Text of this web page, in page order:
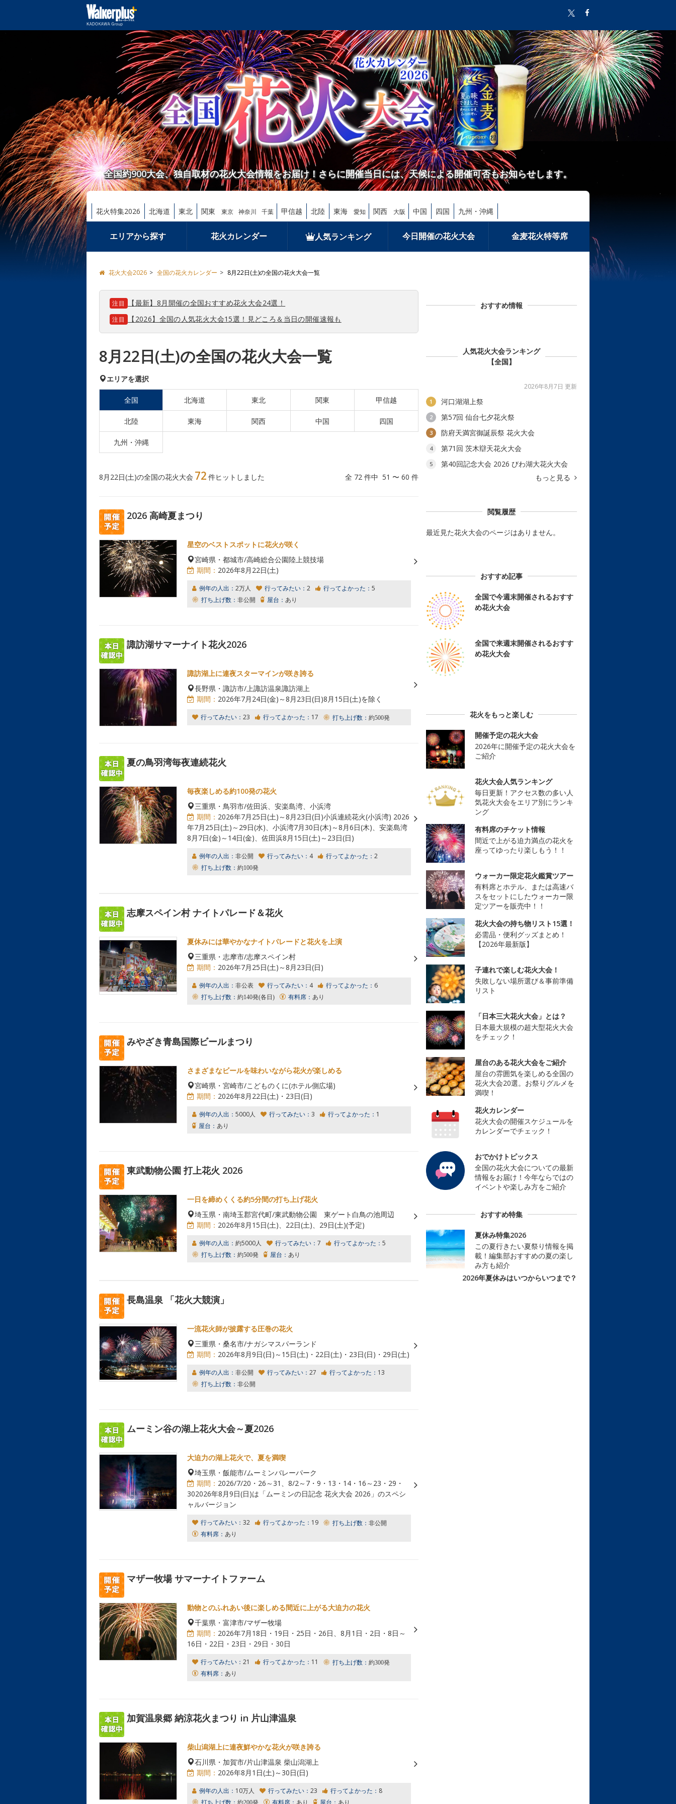
全国約900大会、独自取材の花火大会情報をお届け！さらに開催当日には、天候による開催可否もお知らせします。
花火特集2026 北海道 東北 関東 東京 神奈川 千葉 甲信越 北陸 東海 愛知 関西 大阪 中国 四国 九州・沖縄
エリアから探す 花火カレンダー 人気ランキング 今日開催の花火大会 金麦花火特等席
花火大会2026 全国の花火カレンダー 8月22日(土)の全国の花火大会一覧
注目 【最新】8月開催の全国おすすめ花火大会24選！
注目 【2026】全国の人気花火大会15選！見どころ＆当日の開催速報も
8月22日(土)の全国の花火大会一覧
エリアを選択
全国 北海道 東北 関東 甲信越
北陸 東海 関西 中国 四国
九州・沖縄
8月22日(土)の全国の花火大会 72 件ヒットしました 全 72 件中 51 〜 60 件
2026 高崎夏まつり
星空のベストスポットに花火が咲く
宮崎県・都城市/高崎総合公園陸上競技場
期間： 2026年8月22日(土)
例年の人出： 2万人 行ってみたい： 2 行ってよかった： 5
打ち上げ数： 非公開 屋台： あり
諏訪湖サマーナイト花火2026
諏訪湖上に連夜スターマインが咲き誇る
長野県・諏訪市/上諏訪温泉諏訪湖上
期間： 2026年7月24日(金)～8月23日(日)8月15日(土)を除く
行ってみたい： 23 行ってよかった： 17 打ち上げ数： 約500発
夏の鳥羽湾毎夜連続花火
毎夜楽しめる約100発の花火
三重県・鳥羽市/佐田浜、安楽島湾、小浜湾
期間： 2026年7月25日(土)～8月23日(日)小浜連続花火(小浜湾) 2026
年7月25日(土)～29日(水)、小浜湾7月30日(木)～8月6日(木)、安楽島湾
8月7日(金)～14日(金)、佐田浜8月15日(土)～23日(日)
例年の人出： 非公開 行ってみたい： 4 行ってよかった： 2
打ち上げ数： 約100発
志摩スペイン村 ナイトパレード＆花火
夏休みには華やかなナイトパレードと花火を上演
三重県・志摩市/志摩スペイン村
期間： 2026年7月25日(土)～8月23日(日)
例年の人出： 非公表 行ってみたい： 4 行ってよかった： 6
打ち上げ数： 約140発(各日) 有料席： あり
みやざき青島国際ビールまつり
さまざまなビールを味わいながら花火が楽しめる
宮崎県・宮崎市/こどものくに(ホテル側広場)
期間： 2026年8月22日(土)・23日(日)
例年の人出： 5000人 行ってみたい： 3 行ってよかった： 1
屋台： あり
東武動物公園 打上花火 2026
一日を締めくくる約5分間の打ち上げ花火
埼玉県・南埼玉郡宮代町/東武動物公園 東ゲート白鳥の池周辺
期間： 2026年8月15日(土)、22日(土)、29日(土)(予定)
例年の人出： 約5000人 行ってみたい： 7 行ってよかった： 5
打ち上げ数： 約500発 屋台： あり
長島温泉 「花火大競演」
一流花火師が披露する圧巻の花火
三重県・桑名市/ナガシマスパーランド
期間： 2026年8月9日(日)～15日(土)・22日(土)・23日(日)・29日(土)
例年の人出： 非公開 行ってみたい： 27 行ってよかった： 13
打ち上げ数： 非公開
ムーミン谷の湖上花火大会～夏2026
大迫力の湖上花火で、夏を満喫
埼玉県・飯能市/ムーミンバレーパーク
期間： 2026/7/20・26～31、8/2～7・9・13・14・16～23・29・
302026年8月9日(日)は「ムーミンの日記念 花火大会 2026」のスペシ
ャルバージョン
行ってみたい： 32 行ってよかった： 19 打ち上げ数： 非公開
有料席： あり
マザー牧場 サマーナイトファーム
動物とのふれあい後に楽しめる間近に上がる大迫力の花火
千葉県・富津市/マザー牧場
期間： 2026年7月18日・19日・25日・26日、8月1日・2日・8日～
16日・22日・23日・29日・30日
行ってみたい： 21 行ってよかった： 11 打ち上げ数： 約300発
有料席： あり
加賀温泉郷 納涼花火まつり in 片山津温泉
柴山潟湖上に連夜鮮やかな花火が咲き誇る
石川県・加賀市/片山津温泉 柴山潟湖上
期間： 2026年8月1日(土)～30日(日)
例年の人出： 10万人 行ってみたい： 23 行ってよかった： 8
打ち上げ数： 約200発 有料席： あり 屋台： あり
おすすめ情報
人気花火大会ランキング
【全国】
2026年8月7日 更新
1 河口湖湖上祭
2 第57回 仙台七夕花火祭
3 防府天満宮御誕辰祭 花火大会
4 第71回 茨木辯天花火大会
5
第40回記念大会 2026 びわ湖大花火大会
もっと見る
閲覧履歴
最近見た花火大会のページはありません。
おすすめ記事
全国で今週末開催されるおすす
め花火大会
全国で来週末開催されるおすす
め花火大会
花火をもっと楽しむ
開催予定の花火大会
2026年に開催予定の花火大会を
ご紹介
花火大会人気ランキング
毎日更新！アクセス数の多い人
気花火大会をエリア別にランキ
ング
有料席のチケット情報
間近で上がる迫力満点の花火を
座ってゆったり楽しもう！！
ウォーカー限定花火鑑賞ツアー
有料席とホテル、または高速バ
スをセットにしたウォーカー限
定ツアーを販売中！！
花火大会の持ち物リスト15選！
必需品・便利グッズまとめ！
【2026年最新版】
子連れで楽しむ花火大会！
失敗しない場所選び＆事前準備
リスト
「日本三大花火大会」とは？
日本最大規模の超大型花火大会
をチェック！
屋台のある花火大会をご紹介
屋台の雰囲気を楽しめる全国の
花火大会20選。お祭りグルメを
満喫！
花火カレンダー
花火大会の開催スケジュールを
カレンダーでチェック！
おでかけトピックス
全国の花火大会についての最新
情報をお届け！今年ならではの
イベントや楽しみ方をご紹介
おすすめ特集
夏休み特集2026
この夏行きたい夏祭り情報を掲
載！編集部おすすめの夏の楽し
み方も紹介
2026年夏休みはいつからいつまで？